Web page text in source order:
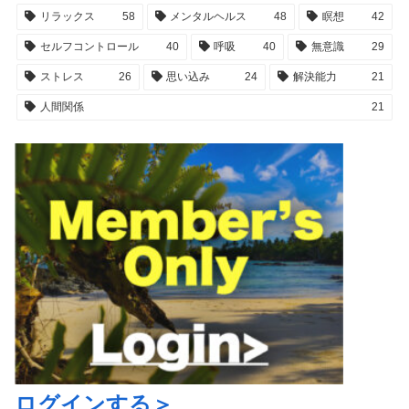
リラックス 58 メンタルヘルス 48 瞑想 42
セルフコントロール 40 呼吸 40 無意識 29
ストレス 26 思い込み 24 解決能力 21
人間関係 21
ログインする＞